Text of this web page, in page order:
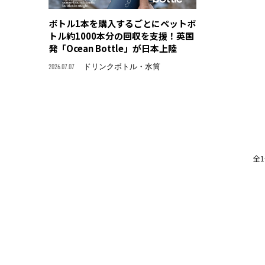
ボトル1本を購入するごとにペットボ
トル約1000本分の回収を支援！英国
発「Ocean Bottle」が日本上陸
2026.07.07 ドリンクボトル・水筒
全